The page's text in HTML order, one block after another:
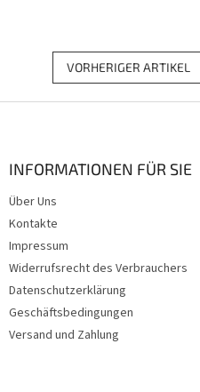
VORHERIGER ARTIKEL
INFORMATIONEN FÜR SIE
Über Uns
Kontakte
Impressum
Widerrufsrecht des Verbrauchers
Datenschutzerklärung
Geschäftsbedingungen
Versand und Zahlung